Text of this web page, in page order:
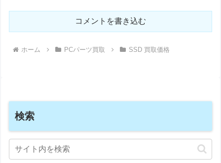
コメントを書き込む
ホーム PCパーツ買取 SSD 買取価格
検索